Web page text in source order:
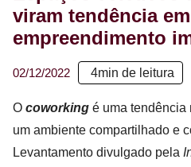
viram tendência em
empreendimento
02/12/2022 4min de leitura
O coworking é uma tendência
um ambiente compartilhado e
Levantamento divulgado pela